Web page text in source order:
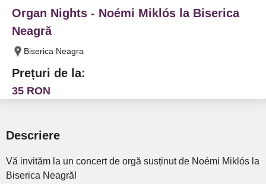
Organ Nights - Noémi Miklós la Biserica
Neagră
Biserica Neagra
Prețuri de la:
35 RON
Descriere
Vă invităm la un concert de orgă susținut de Noémi Miklós la
Biserica Neagră!